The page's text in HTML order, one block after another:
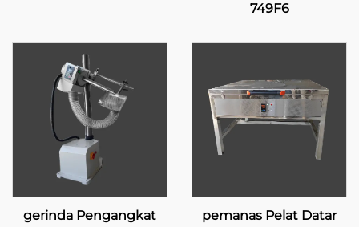
749F6
gerinda Pengangkat
pemanas Pelat Datar